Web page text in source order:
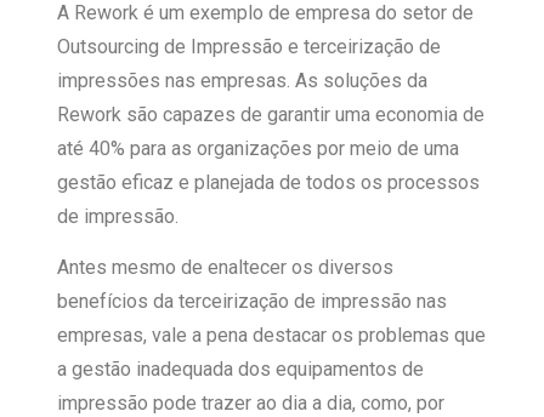
A Rework é um exemplo de empresa do setor de
Outsourcing de Impressão e terceirização de
impressões nas empresas. As soluções da
Rework são capazes de garantir uma economia de
até 40% para as organizações por meio de uma
gestão eficaz e planejada de todos os processos
de impressão.
Antes mesmo de enaltecer os diversos
benefícios da terceirização de impressão nas
empresas, vale a pena destacar os problemas que
a gestão inadequada dos equipamentos de
impressão pode trazer ao dia a dia, como, por